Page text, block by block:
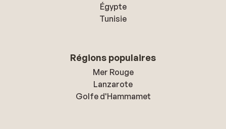
Égypte
Tunisie
Régions populaires
Mer Rouge
Lanzarote
Golfe d'Hammamet